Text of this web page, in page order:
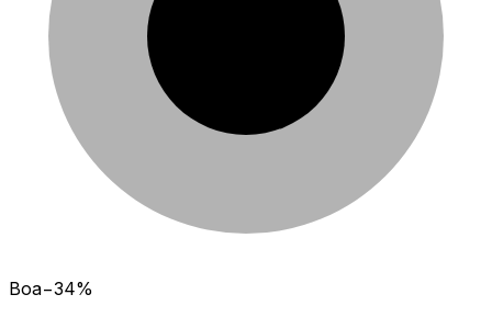
Boa−34%